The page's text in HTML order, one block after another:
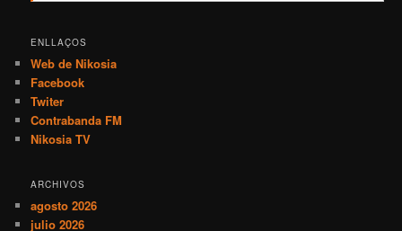
ENLLAÇOS
Web de Nikosia
Facebook
Twiter
Contrabanda FM
Nikosia TV
ARCHIVOS
agosto 2026
julio 2026